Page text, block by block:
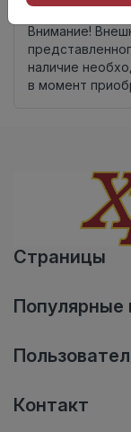
Внимание!
наличие
в момент
Страницы
Популярные
Контакт